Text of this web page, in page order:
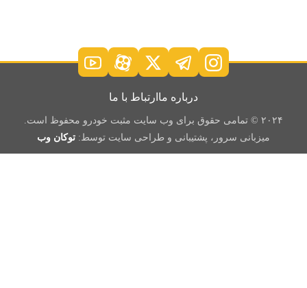
درباره ما ارتباط با ما
۲۰۲۴ © تمامی حقوق برای وب سایت مثبت خودرو محفوظ است.
میزبانی سرور، پشتیبانی و طراحی سایت توسط: توکان وب